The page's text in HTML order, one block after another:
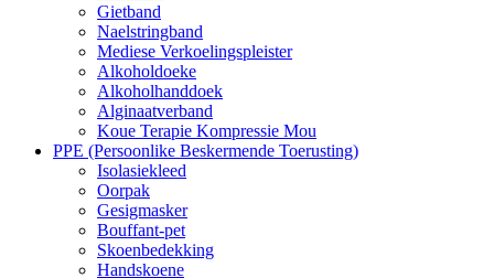
Gietband
Naelstringband
Mediese Verkoelingspleister
Alkoholdoeke
Alkoholhanddoek
Alginaatverband
Koue Terapie Kompressie Mou
PPE (Persoonlike Beskermende Toerusting)
Isolasiekleed
Oorpak
Gesigmasker
Bouffant-pet
Skoenbedekking
Handskoene